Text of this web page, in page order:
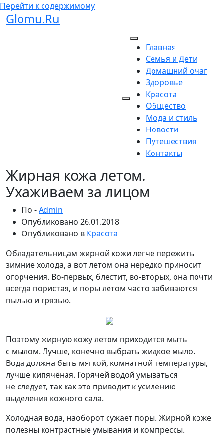
Перейти к содержимому
Glomu.Ru
Главная
Семья и Дети
Домашний очаг
Здоровье
Красота
Общество
Мода и стиль
Новости
Путешествия
Контакты
Жирная кожа летом.
Ухаживаем за лицом
По -Admin
Опубликовано 26.01.2018
Опубликовано в Красота
Обладательницам жирной кожи легче пережить
зимние холода, а вот летом она нередко приносит
огорчения. Во-первых, блестит, во-вторых, она почти
всегда пористая, и поры летом часто забиваются
пылью и грязью.
Поэтому жирную кожу летом приходится мыть
с мылом. Лучше, конечно выбрать жидкое мыло.
Вода должна быть мягкой, комнатной температуры,
лучше кипячёная. Горячей водой умываться
не следует, так как это приводит к усилению
выделения кожного сала.
Холодная вода, наоборот сужает поры. Жирной коже
полезны контрастные умывания и компрессы.